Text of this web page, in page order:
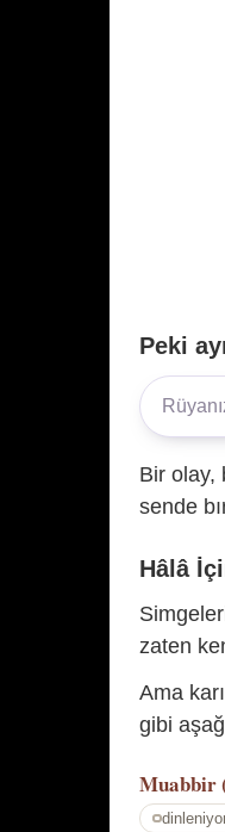
Peki
Bir olay,
sende
Hâlâ
zaten
Ama
gibi
Muabbir